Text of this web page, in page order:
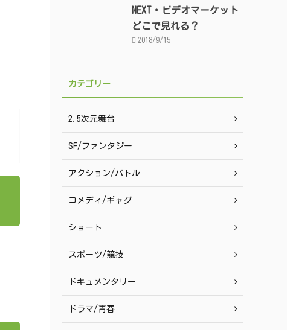
NEXT・ビデオマーケット
どこで見れる？
2018/9/15
カテゴリー
2.5次元舞台
SF/ファンタジー
アクション/バトル
コメディ/ギャグ
ショート
スポーツ/競技
ドキュメンタリー
ドラマ/青春